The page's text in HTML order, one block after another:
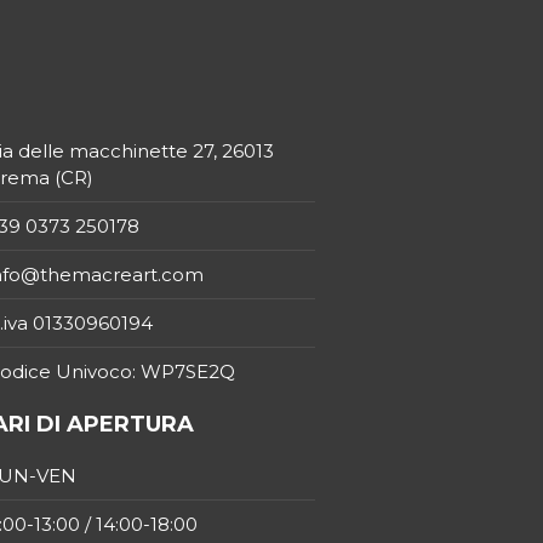
delle macchinette 27, 26013
(CR)
0373 250178
01330960194
Univoco: WP7SE2Q
DI APERTURA
VEN
13:00 / 14:00-18:00